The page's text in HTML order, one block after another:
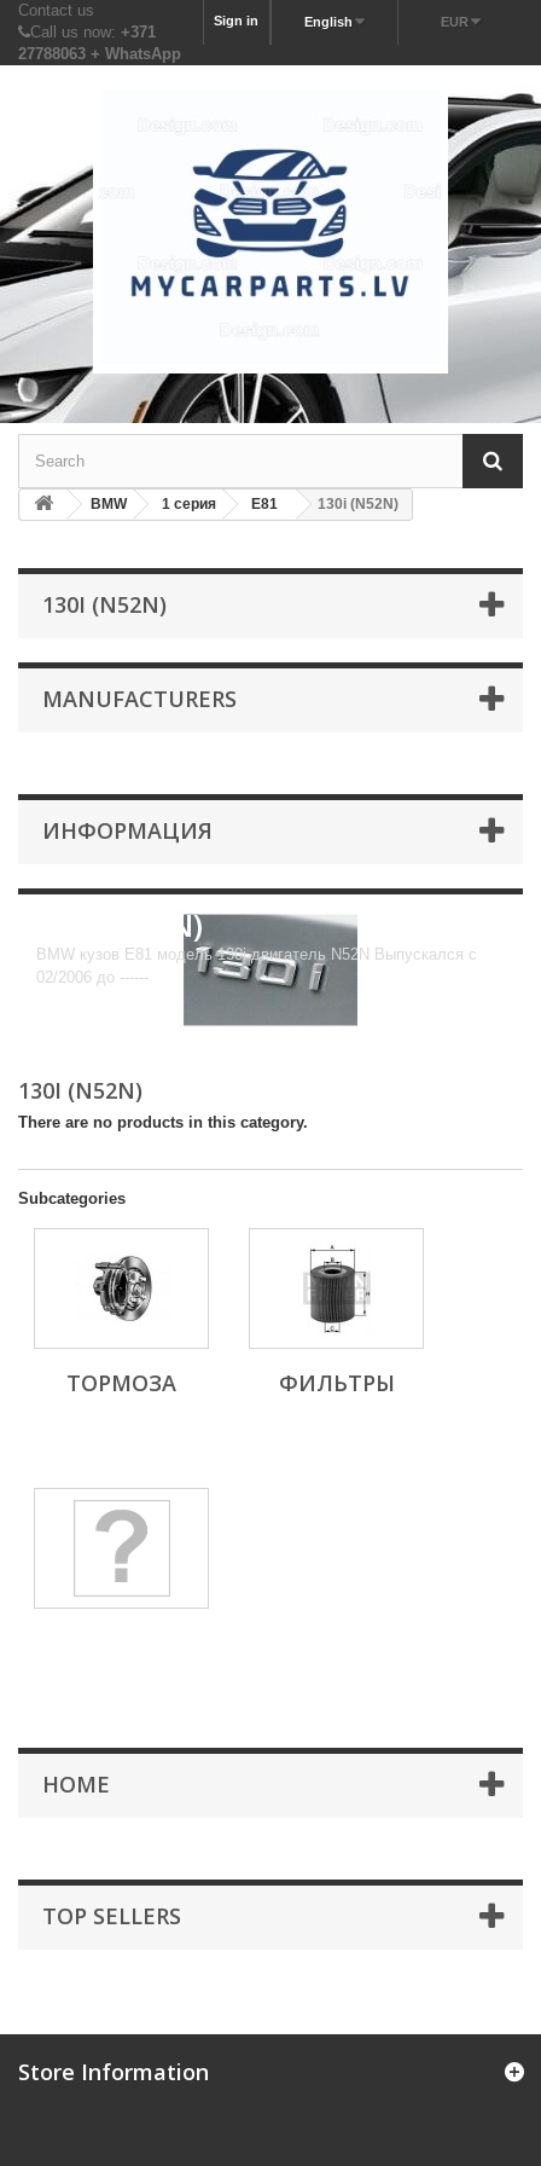
EUR
English
Sign in
Contact us
Call us now: +371
27788063 + WhatsApp
BMW 1 серия E81 130i (N52N)
130I (N52N)
MANUFACTURERS
ИНФОРМАЦИЯ
130i (N52N)
BMW кузов E81 модель 130i двигатель N52N Выпускался с
02/2006 до ------
130I (N52N)
There are no products in this category.
Subcategories
ТОРМОЗА ФИЛЬТРЫ
HOME
TOP SELLERS
Store Information